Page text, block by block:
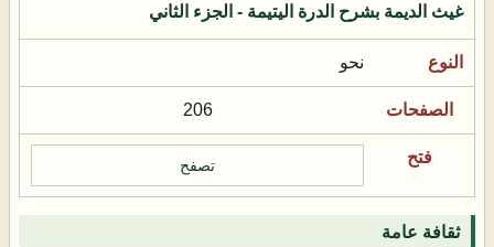
غيث الديمة بشرح الدرة اليتيمة - الجزء الثاني
نحو
206
تصفح
ثقافة عامة